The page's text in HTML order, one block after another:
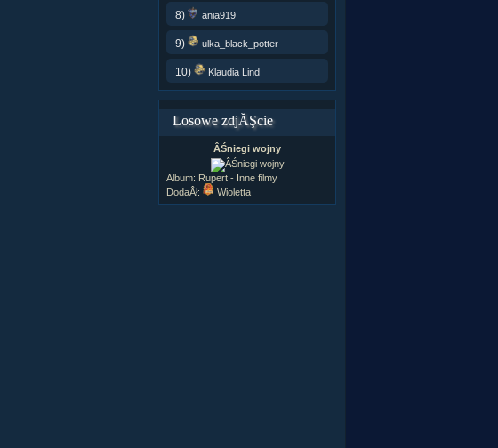
8) ania919
9) ulka_black_potter
10) Klaudia Lind
Losowe zdjĂŞcie
ÂŚniegi wojny
Album: Rupert - Inne filmy
DodaÂł:
Wioletta